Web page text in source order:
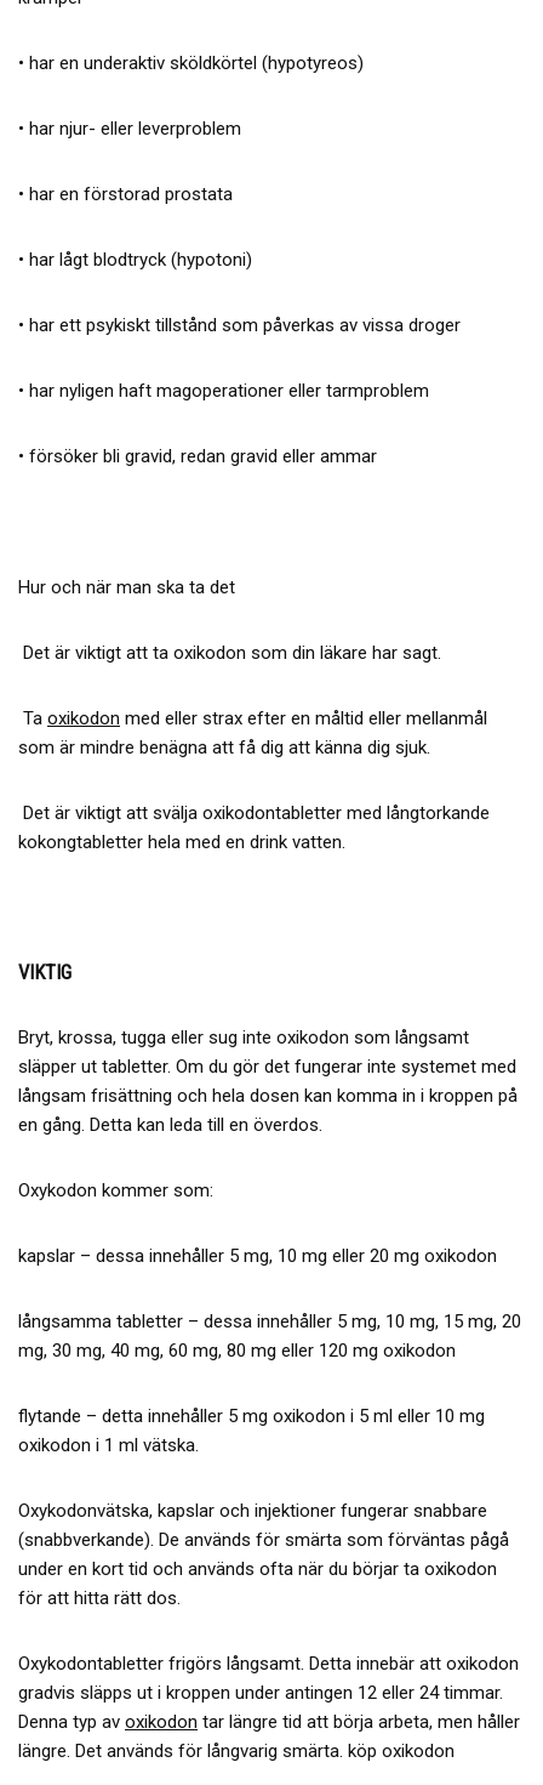
• har en underaktiv sköldkörtel (hypotyreos)
• har njur- eller leverproblem
• har en förstorad prostata
• har lågt blodtryck (hypotoni)
• har ett psykiskt tillstånd som påverkas av vissa droger
• har nyligen haft magoperationer eller tarmproblem
• försöker bli gravid, redan gravid eller ammar
Hur och när man ska ta det
Det är viktigt att ta oxikodon som din läkare har sagt.
Ta oxikodon med eller strax efter en måltid eller mellanmål
som är mindre benägna att få dig att känna dig sjuk.
Det är viktigt att svälja oxikodontabletter med långtorkande
kokongtabletter hela med en drink vatten.
VIKTIG
Bryt, krossa, tugga eller sug inte oxikodon som långsamt
släpper ut tabletter. Om du gör det fungerar inte systemet med
långsam frisättning och hela dosen kan komma in i kroppen på
en gång. Detta kan leda till en överdos.
Oxykodon kommer som:
kapslar – dessa innehåller 5 mg, 10 mg eller 20 mg oxikodon
långsamma tabletter – dessa innehåller 5 mg, 10 mg, 15 mg, 20
mg, 30 mg, 40 mg, 60 mg, 80 mg eller 120 mg oxikodon
flytande – detta innehåller 5 mg oxikodon i 5 ml eller 10 mg
oxikodon i 1 ml vätska.
Oxykodonvätska, kapslar och injektioner fungerar snabbare
(snabbverkande). De används för smärta som förväntas pågå
under en kort tid och används ofta när du börjar ta oxikodon
för att hitta rätt dos.
Oxykodontabletter frigörs långsamt. Detta innebär att oxikodon
gradvis släpps ut i kroppen under antingen 12 eller 24 timmar.
Denna typ av oxikodon tar längre tid att börja arbeta, men håller
längre. Det används för långvarig smärta. köp oxikodon